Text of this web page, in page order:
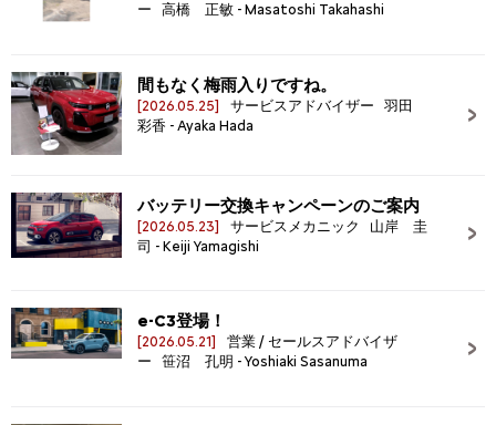
ー 高橋 正敏 - Masatoshi Takahashi
間もなく梅雨入りですね。
[2026.05.25]
サービスアドバイザー 羽田
彩香 - Ayaka Hada
バッテリー交換キャンペーンのご案内
[2026.05.23]
サービスメカニック 山岸 圭
司 - Keiji Yamagishi
e-C3登場！
[2026.05.21]
営業 / セールスアドバイザ
ー 笹沼 孔明 - Yoshiaki Sasanuma